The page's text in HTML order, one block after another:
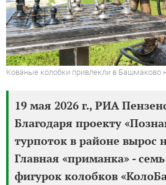
Кованые колобки привлекли в Башмаково
19 мая 2026 г., РИА
Благодаря проекту
турпоток в районе вырос
Главная «приманка» -
фигурок колобков